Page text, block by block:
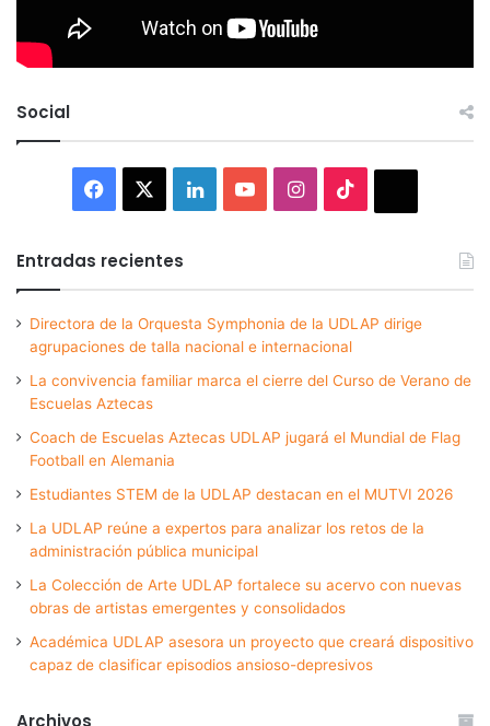
Social
Facebook LinkedInYouTubeInstagram
Entradas recientes
Directora de la Orquesta Symphonia de la UDLAP dirige
agrupaciones de talla nacional e internacional
La convivencia familiar marca el cierre del Curso de Verano de
Escuelas Aztecas
Coach de Escuelas Aztecas UDLAP jugará el Mundial de Flag
Football en Alemania
Estudiantes STEM de la UDLAP destacan en el MUTVI 2026
La UDLAP reúne a expertos para analizar los retos de la
administración pública municipal
La Colección de Arte UDLAP fortalece su acervo con nuevas
obras de artistas emergentes y consolidados
Académica UDLAP asesora un proyecto que creará dispositivo
capaz de clasificar episodios ansioso-depresivos
Archivos